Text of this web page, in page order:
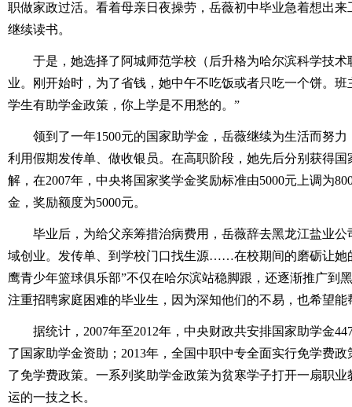
职做家政过活。看着母亲日夜操劳，岳薇初中毕业急着想出
继续读书。
于是，她选择了阿城师范学校（后升格为哈尔滨科学技术
业。刚开始时，为了省钱，她中午不吃饭或者只吃一个饼。
学生有助学金政策，你上学是不用愁的。”
领到了一年1500元的国家助学金，岳薇继续为生活而努力
利用假期发传单、做收银员。在高职阶段，她先后分别获得
解，在2007年，中央将国家奖学金奖励标准由5000元上调为
金，奖励额度为5000元。
毕业后，为给父亲筹措治病费用，岳薇辞去黑龙江盐业公
域创业。发传单、到学校门口找生源……在校期间的磨砺让她
鹰青少年篮球俱乐部”不仅在哈尔滨站稳脚跟，还逐渐推广到
注重招聘家庭困难的毕业生，因为深知他们的不易，也希望
据统计，2007年至2012年，中央财政共安排国家助学金
了国家助学金资助；2013年，全国中职中专全面实行免学费
了免学费政策。一系列奖助学金政策为贫寒学子打开一扇职
运的一技之长。